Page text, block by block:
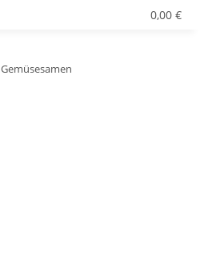
0,00 €
Gemüsesamen